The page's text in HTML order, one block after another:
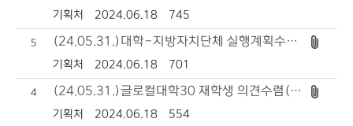
기획처 2024.06.18 745
5 (24.05.31.)대학-지방자치단체 실행계획수립회의(1차) 실시
기획처 2024.06.18 701
4 (24.05.31.)글로컬대학30 재학생 의견수렴(1차) 실시
기획처 2024.06.18 554